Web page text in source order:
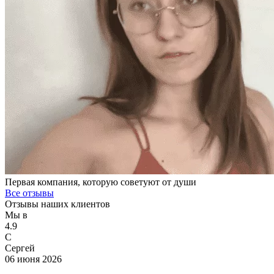
Первая компания, которую советуют от души
Все отзывы
Отзывы наших клиентов
Мы в
4.9
С
Сергей
06 июня 2026